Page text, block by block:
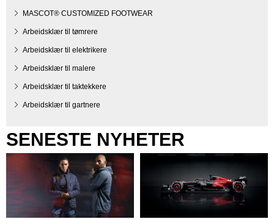
MASCOT® CUSTOMIZED FOOTWEAR
Arbeidsklær til tømrere
Arbeidsklær til elektrikere
Arbeidsklær til malere
Arbeidsklær til taktekkere
Arbeidsklær til gartnere
SENESTE NYHETER